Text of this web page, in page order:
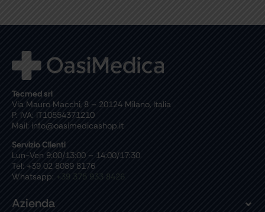
Tecmed srl
Via Mauro Macchi, 8 – 20124 Milano, Italia
P. IVA: IT10554371210
Mail: info@oasimedicashop.it
Servizio Clienti
Lun-Ven 9:00/13:00 – 14:00/17:30
Tel: +39 02 8089 8176
Whatsapp: +39 375 933 8426
Azienda